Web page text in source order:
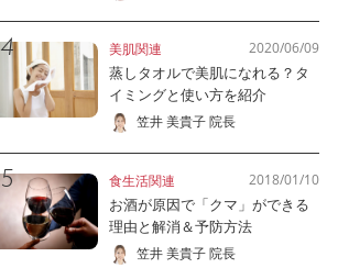
美肌関連 2020/06/09
蒸しタオルで美肌になれる？タ
イミングと使い方を紹介
笠井 美貴子 院長
食生活関連 2018/01/10
お酒が原因で「クマ」ができる
理由と解消＆予防方法
笠井 美貴子 院長